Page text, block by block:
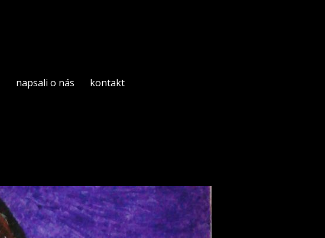
napsali o nás kontakt